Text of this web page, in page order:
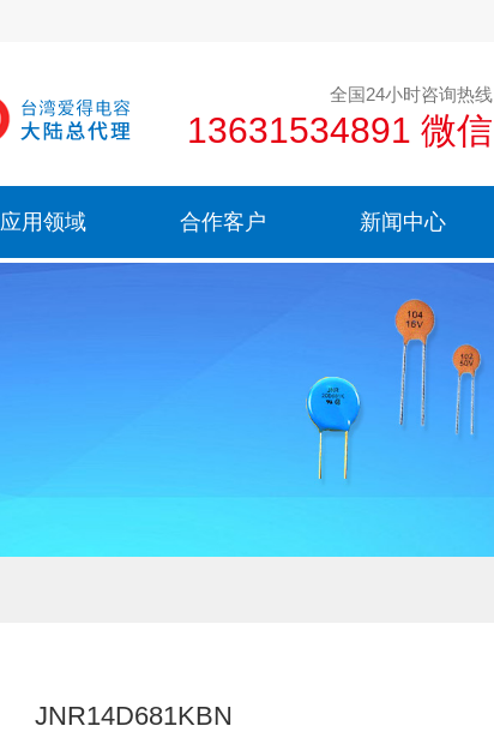
全国24小时咨询热线
13631534891 微信
应用领域 合作客户 新闻中心
JNR14D681KBN